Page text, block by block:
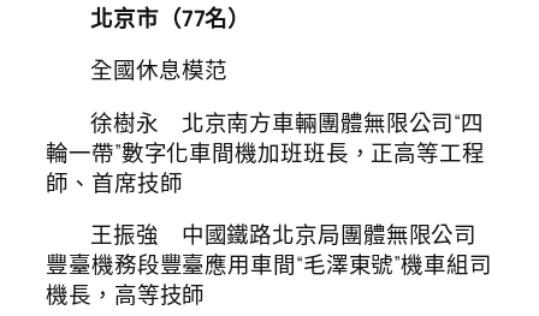
北京市（77名）
全國休息模范
徐樹永 北京南方車輛團體無限公司“四
輪一帶”數字化車間機加班班長，正高等工程
師、首席技師
王振強 中國鐵路北京局團體無限公司
豐臺機務段豐臺應用車間“毛澤東號”機車組司
機長，高等技師